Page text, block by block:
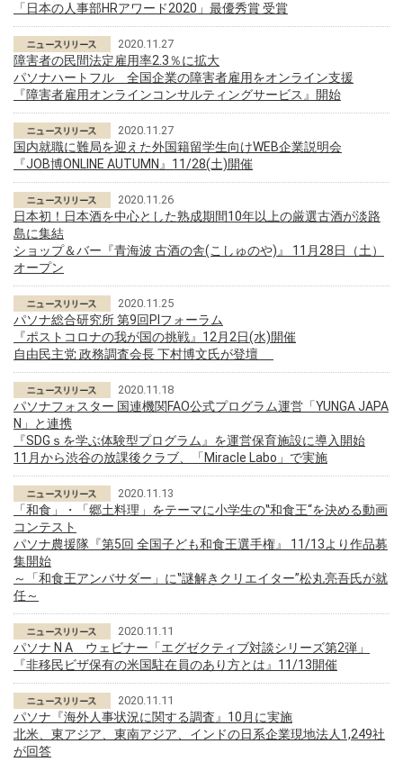
「日本の人事部HRアワード2020」最優秀賞 受賞
2020.11.27
障害者の民間法定雇用率2.3％に拡大
パソナハートフル 全国企業の障害者雇用をオンライン支援
『障害者雇用オンラインコンサルティングサービス』開始
2020.11.27
国内就職に難局を迎えた外国籍留学生向けWEB企業説明会
『JOB博ONLINE AUTUMN』11/28(土)開催
2020.11.26
日本初！日本酒を中心とした熟成期間10年以上の厳選古酒が淡路
島に集結
ショップ＆バー『青海波 古酒の舎(こしゅのや)』 11月28日（土）
オープン
2020.11.25
パソナ総合研究所 第9回PIフォーラム
『ポストコロナの我が国の挑戦』12月2日(水)開催
自由民主党 政務調査会長 下村博文氏が登壇
2020.11.18
パソナフォスター 国連機関FAO公式プログラム運営「YUNGA JAPA
N」と連携
『SDGｓを学ぶ体験型プログラム』を運営保育施設に導入開始
11月から渋谷の放課後クラブ、「Miracle Labo」で実施
2020.11.13
「和食」・「郷土料理」をテーマに小学生の‟和食王“を決める動画
コンテスト
パソナ農援隊『第5回 全国子ども和食王選手権』 11/13より作品募
集開始
～「和食王アンバサダー」に‟謎解きクリエイター”松丸亮吾氏が就
任～
2020.11.11
パソナ N A ウェビナー「エグゼクティブ対談シリーズ第2弾」
『非移民ビザ保有の米国駐在員のあり方とは』11/13開催
2020.11.11
パソナ『海外人事状況に関する調査』10月に実施
北米、東アジア、東南アジア、インドの日系企業現地法人1,249社
が回答